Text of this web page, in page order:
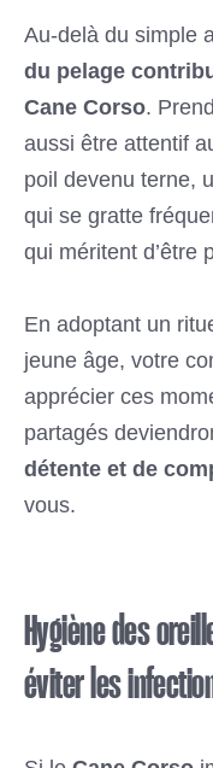
Au-delà du simple
du pelage
Cane Corso.
aussi être attentif
poil devenu terne,
qui se gratte
qui méritent d’être
En adoptant un
jeune âge, votre
apprécier ces
partagés
détente et de
vous.
Hygiène des
éviter les